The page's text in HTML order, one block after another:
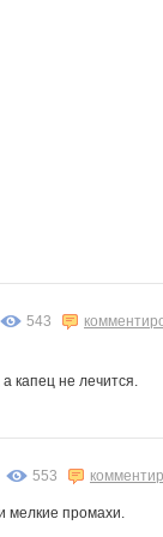
543
капец не лечится.
553
мелкие промахи.